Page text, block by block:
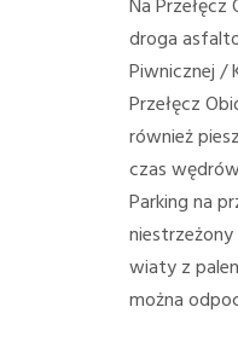
Na
droga
Piwnicznej /
Przełęcz
również
czas
Parking na
wiaty z
można